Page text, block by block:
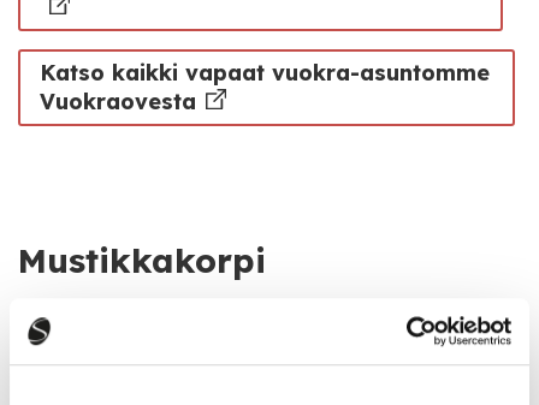
Katso kaikki vapaat vuokra-asuntomme
Vuokraovesta
Mustikkakorpi
Karpalotie 1